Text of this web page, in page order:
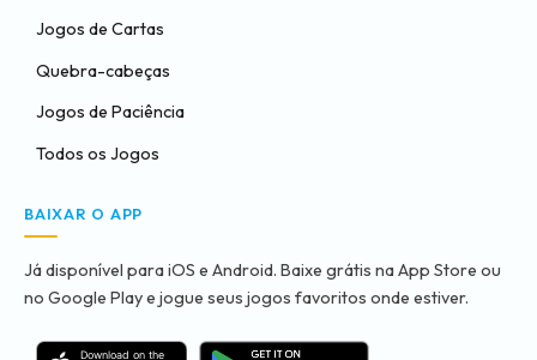
Jogos de Cartas
Quebra-cabeças
Jogos de Paciência
Todos os Jogos
BAIXAR O APP
Já disponível para iOS e Android. Baixe grátis na App Store ou
no Google Play e jogue seus jogos favoritos onde estiver.